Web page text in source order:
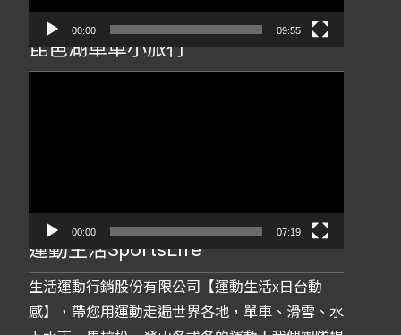
00:00 09:55
琵琶湖單車小旅行
00:00 07:19
運動生活SportsLife
生活運動行銷股份有限公司【運動生活x日台動
感】，帶您用運動走遍世界各地，單車、滑雪、水